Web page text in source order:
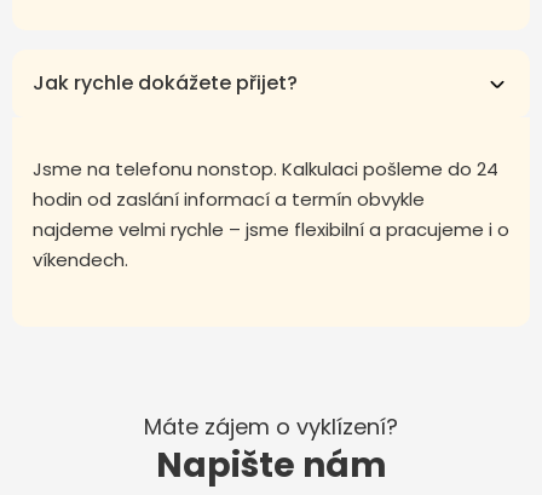
Jak rychle dokážete přijet?
Jsme na telefonu nonstop. Kalkulaci pošleme do 24
hodin od zaslání informací a termín obvykle
najdeme velmi rychle – jsme flexibilní a pracujeme i o
víkendech.
Máte zájem o vyklízení?
Napište nám